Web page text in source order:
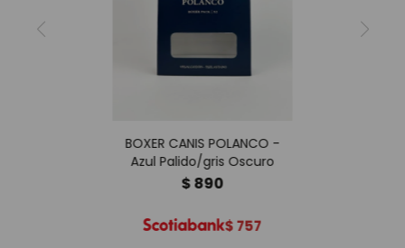
BOXER CANIS POLANCO -
Azul Palido/gris Oscuro
$890
$757